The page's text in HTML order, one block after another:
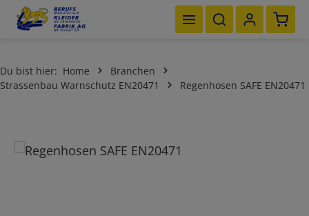
Zum Hauptinhalt springen
Du bist hier: Home
Branchen
Strassenbau Warnschutz EN20471
Regenhosen SAFE EN20471
Bildergalerie überspringen